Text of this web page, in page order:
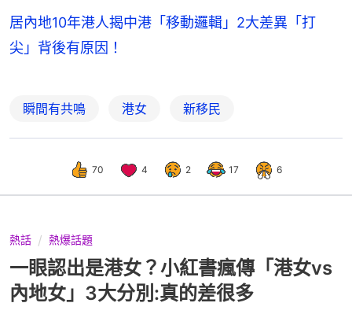
居內地10年港人揭中港「移動邏輯」2大差異「打
尖」背後有原因！
瞬間有共鳴 港女 新移民
70 4 2 17 6
熱話 熱爆話題
一眼認出是港女？小紅書瘋傳「港女vs
內地女」3大分別:真的差很多